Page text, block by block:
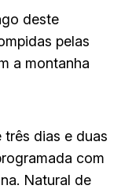
deste
pelas
a montanha
dias e duas
com
Natural de